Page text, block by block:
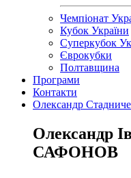
Чемпіонат
Кубок України
Суперкубок
Єврокубки
Полтавщина
Програми
Контакти
Олександр
Олександр
САФОНОВ